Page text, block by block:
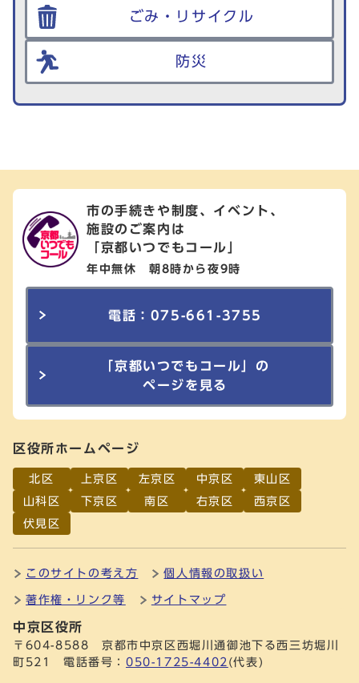
ごみ・リサイクル
防災
市の手続きや制度、イベント、
施設のご案内は
「京都いつでもコール」
年中無休 朝8時から夜9時
電話：075-661-3755
「京都いつでもコール」の
ページを見る
区役所ホームページ
北区 上京区 左京区 中京区
東山区
山科区
下京区 南区 右京区
西京区
伏見区
このサイトの考え方 個人情報の取扱い
著作権・リンク等 サイトマップ
中京区役所
〒604-8588 京都市中京区西堀川通御池下る西三坊堀川
町521 電話番号： 050-1725-4402 (代表)